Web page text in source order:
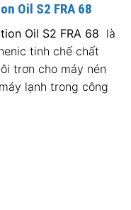
Oil S2 FRA 68
Oil S2 FRA 68 là
tinh chế chất
trơn cho máy nén
lạnh trong công